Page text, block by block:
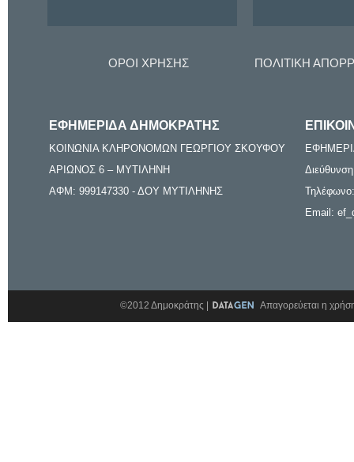
ΟΡΟΙ ΧΡΗΣΗΣ ΠΟΛΙΤΙΚΗ
ΕΦΗΜΕΡΙΔΑ ΔΗΜΟΚΡΑΤΗΣ
ΚΟΙΝΩΝΙΑ ΚΛΗΡΟΝΟΜΩΝ ΓΕΩΡΓΙΟΥ ΣΚΟΥΦΟΥ
ΑΡΙΩΝΟΣ 6 – ΜΥΤΙΛΗΝΗ
ΑΦΜ: 999147330 - ΔΟΥ ΜΥΤΙΛΗΝΗΣ
Email:
©2012 Δημοκράτης | Απαγορεύεται η